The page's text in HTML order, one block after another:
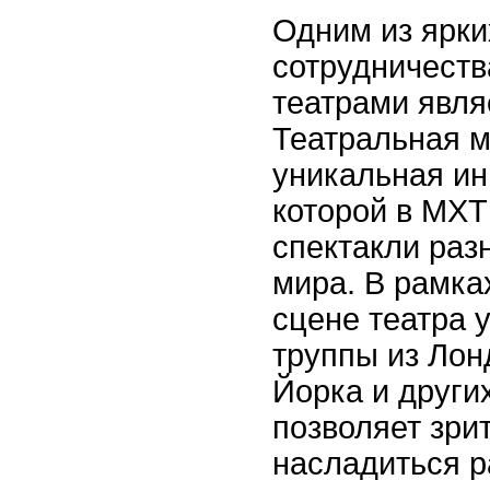
Одним из
театрами
Театральная
уникальная
которой в
спектакли
мира. В
сцене театра
труппы из
Йорка и
позволяет
насладиться